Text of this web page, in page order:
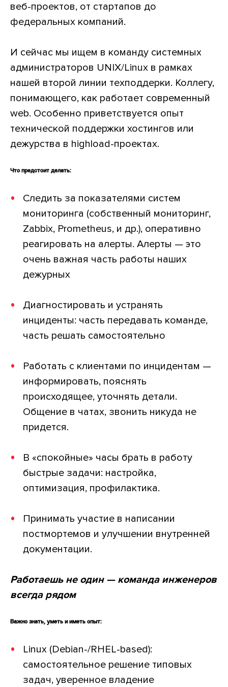
веб-проектов, от стартапов до
федеральных компаний.
И сейчас мы ищем в команду системных
администраторов UNIX/Linux в рамках
нашей второй линии техподдерки. Коллегу,
понимающего, как работает современный
web. Особенно приветствуется опыт
технической поддержки хостингов или
дежурства в highload-проектах.
Что предстоит делать:
Следить за показателями систем
мониторинга (собственный мониторинг,
Zabbix, Prometheus, и др.), оперативно
реагировать на алерты. Алерты — это
очень важная часть работы наших
дежурных
Диагностировать и устранять
инциденты: часть передавать команде,
часть решать самостоятельно
Работать с клиентами по инцидентам —
информировать, пояснять
происходящее, уточнять детали.
Общение в чатах, звонить никуда не
придется.
В «спокойные» часы брать в работу
быстрые задачи: настройка,
оптимизация, профилактика.
Принимать участие в написании
постмортемов и улучшении внутренней
документации.
Работаешь не один — команда инженеров
всегда рядом
Важно знать, уметь и иметь опыт:
Linux (Debian-/RHEL-based):
самостоятельное решение типовых
задач, уверенное владение